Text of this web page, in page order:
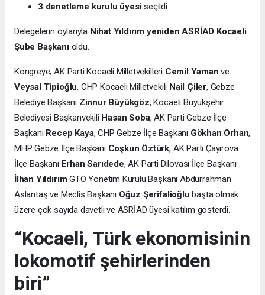
3 denetleme kurulu üyesiseçildi.
Delegelerin oylarıyla Nihat Yıldırım yeniden ASRİAD Kocaeli
Şube Başkanıoldu.
Kongreye; AK Parti Kocaeli Milletvekilleri Cemil Yaman ve
Veysal Tipioğlu, CHP Kocaeli Milletvekili Nail Çiler, Gebze
Belediye Başkanı Zinnur Büyükgöz, Kocaeli Büyükşehir
Belediyesi Başkanvekili Hasan Soba, AK Parti Gebze İlçe
Başkanı Recep Kaya, CHP Gebze İlçe Başkanı Gökhan Orhan,
MHP Gebze İlçe Başkanı Coşkun Öztürk, AK Parti Çayırova
İlçe Başkanı Erhan Sarıdede, AK Parti Dilovası İlçe Başkanı
İlhan YıldırımGTO Yönetim Kurulu Başkanı Abdurrahman
Aslantaş ve Meclis Başkanı Oğuz Şerifalioğlu başta olmak
üzere çok sayıda davetli ve ASRİAD üyesi katılım gösterdi.
“Kocaeli, Türk ekonomisinin
lokomotif şehirlerinden
biri”